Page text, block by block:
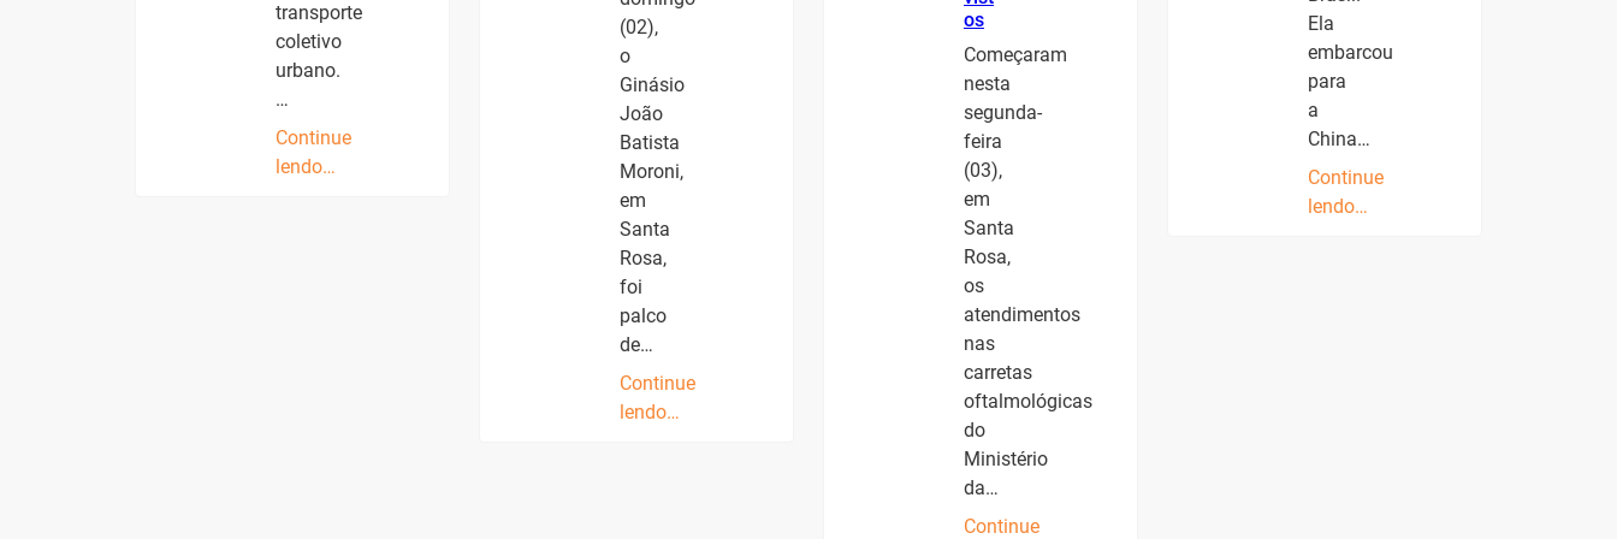
transporte
coletivo
urbano.
…
Continue
lendo…
(02),
o
Ginásio
João
Batista
Moroni,
em
Santa
Rosa,
foi
palco
de…
Continue
lendo…
os
Começaram
nesta
segunda-
feira
(03),
em
Santa
Rosa,
os
atendimentos
nas
carretas
oftalmológicas
do
Ministério
da…
Continue
Ela
embarcou
para
a
China…
Continue
lendo…